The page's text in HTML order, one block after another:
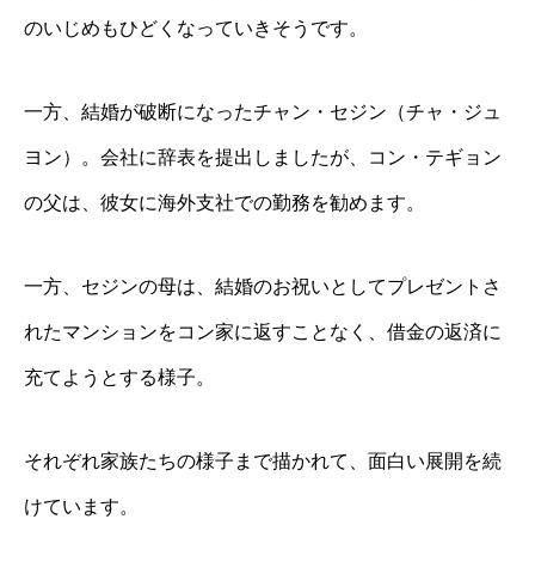
のいじめもひどくなっていきそうです。
一方、結婚が破断になったチャン・セジン（チャ・ジュ
ヨン）。会社に辞表を提出しましたが、コン・テギョン
の父は、彼女に海外支社での勤務を勧めます。
一方、セジンの母は、結婚のお祝いとしてプレゼントさ
れたマンションをコン家に返すことなく、借金の返済に
充てようとする様子。
それぞれ家族たちの様子まで描かれて、面白い展開を続
けています。